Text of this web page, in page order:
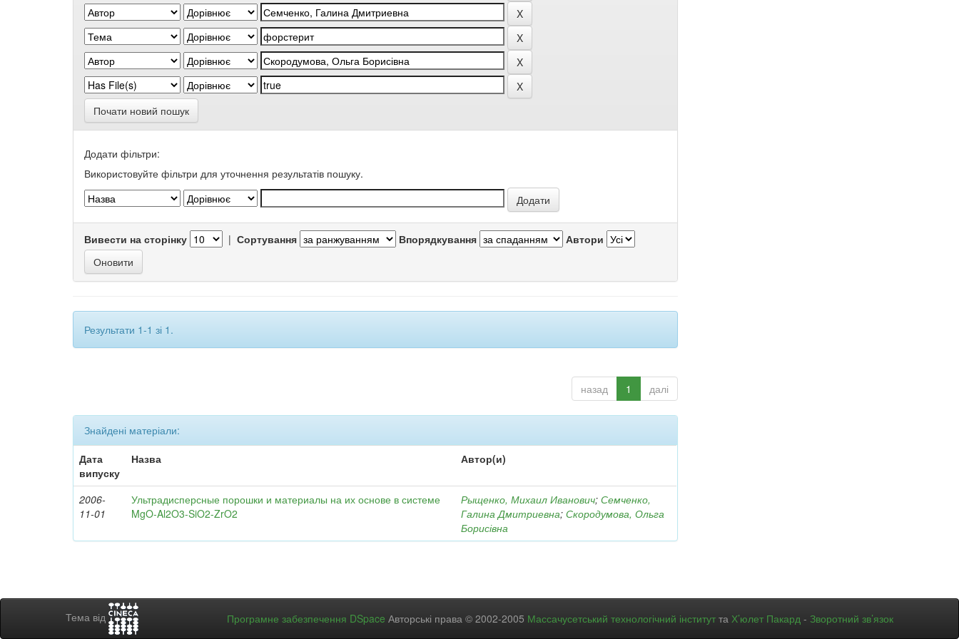
Почати новий пошук
Додати фільтри:
Використовуйте фільтри для уточнення результатів пошуку.
Вивести на сторінку | Сортування Впорядкування Автори
Результати 1-1 зі 1.
назад 1 далі
Знайдені матеріали:
Дата
випуску
Назва Автор(и)
2006-
11-01
Ультрадисперсные порошки и материалы на их основе в системе
MgO-Al2O3-SiO2-ZrO2
Рыщенко, Михаил Иванович;Семченко,
Галина Дмитриевна;Скородумова, Ольга
Борисівна
Тема від Програмне забезпечення DSpace Авторські права © 2002-2005 Массачусетський технологічний інститут та Х’юлет Пакард - Зворотний зв’язок